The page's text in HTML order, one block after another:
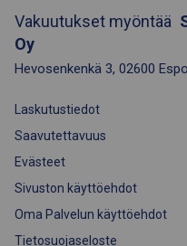
Vakuutukset myöntää
Oy
Hevosenkenkä 3, 02600
Laskutustiedot
Saavutettavuus
Evästeet
Sivuston käyttöehdot
Oma Palvelun käyttöehdot
Tietosuojaseloste